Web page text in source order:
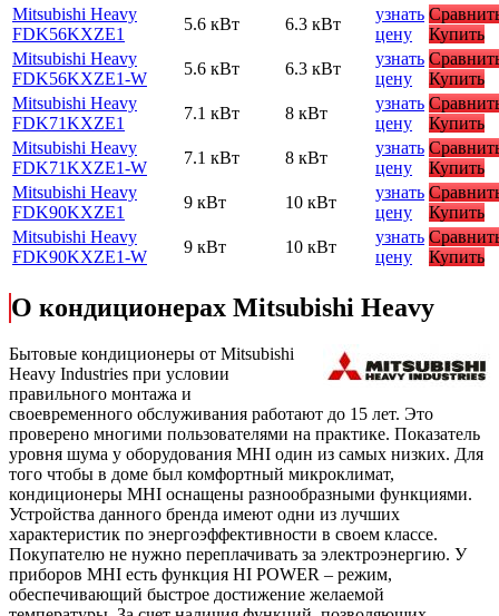
Mitsubishi Heavy
FDK56KXZE1
5.6 кВт 6.3 кВт
узнать
цену
Купить
Mitsubishi Heavy
FDK56KXZE1-W
5.6 кВт 6.3 кВт
узнать
цену
Купить
Mitsubishi Heavy
FDK71KXZE1
7.1 кВт 8 кВт
узнать
цену
Купить
Mitsubishi Heavy
FDK71KXZE1-W
7.1 кВт 8 кВт
узнать
цену
Купить
Mitsubishi Heavy
FDK90KXZE1
9 кВт 10 кВт
узнать
цену
Купить
Mitsubishi Heavy
FDK90KXZE1-W
9 кВт 10 кВт
узнать
цену
Купить
О кондиционерах Mitsubishi Heavy
Бытовые кондиционеры от Mitsubishi
Heavy Industries при условии
правильного монтажа и
своевременного обслуживания работают до 15 лет. Это
проверено многими пользователями на практике. Показатель
уровня шума у оборудования MHI один из самых низких. Для
того чтобы в доме был комфортный микроклимат,
кондиционеры MHI оснащены разнообразными функциями.
Устройства данного бренда имеют одни из лучших
характеристик по энергоэффективности в своем классе.
Покупателю не нужно переплачивать за электроэнергию. У
приборов MHI есть функция HI POWER – режим,
обеспечивающий быстрое достижение желаемой